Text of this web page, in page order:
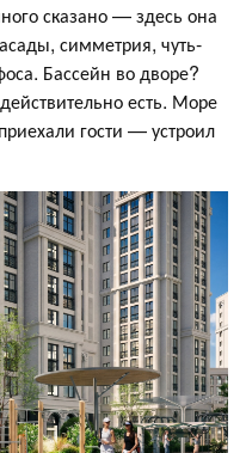
сказано — здесь она
симметрия, чуть-
Бассейн во дворе?
есть. Море
гости — устроил